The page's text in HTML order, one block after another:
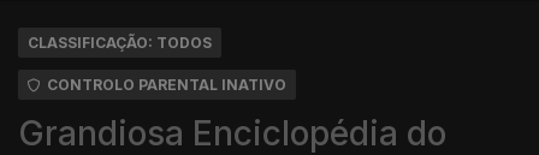
CLASSIFICAÇÃO: TODOS
CONTROLO PARENTAL INATIVO
Grandiosa Enciclopédia do